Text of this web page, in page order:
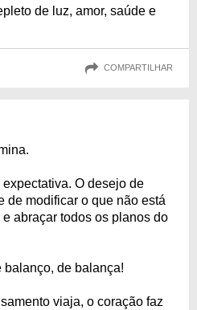
de luz, amor, saúde e
COMPARTILHAR
O desejo de
de modificar o que não está
abraçar todos os planos do
balanço, de balança!
viaja, o coração faz